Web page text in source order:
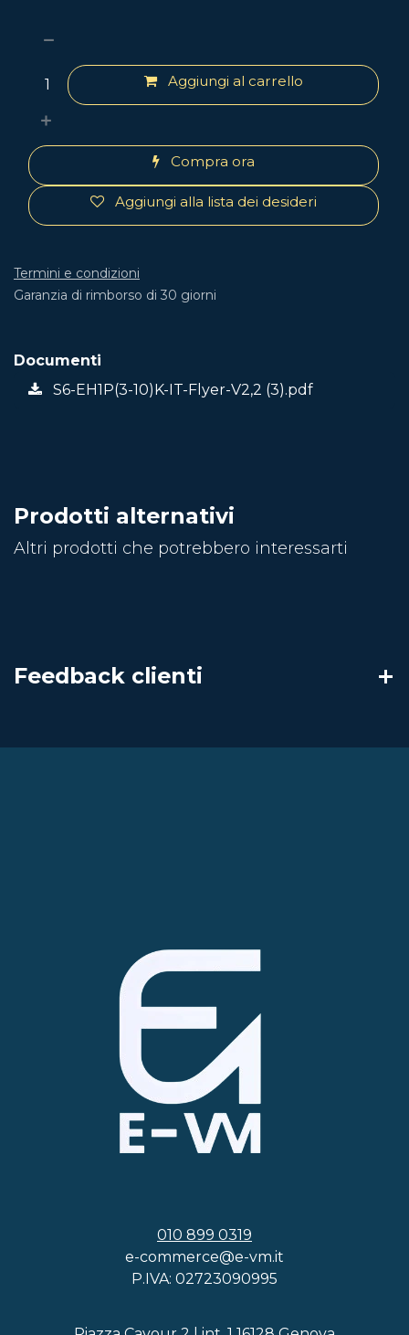
Aggiungi al carrello
Compra ora
Aggiungi alla lista dei desideri
Termini e condizioni
Garanzia di rimborso di 30 giorni
Documenti
S6-EH1P(3-10)K-IT-Flyer-V2,2 (3).pdf
Prodotti alternativi
Altri prodotti che potrebbero interessarti
Feedback clienti
010 899 0319
e-commerce@e-vm.it
P.IVA: 02723090995